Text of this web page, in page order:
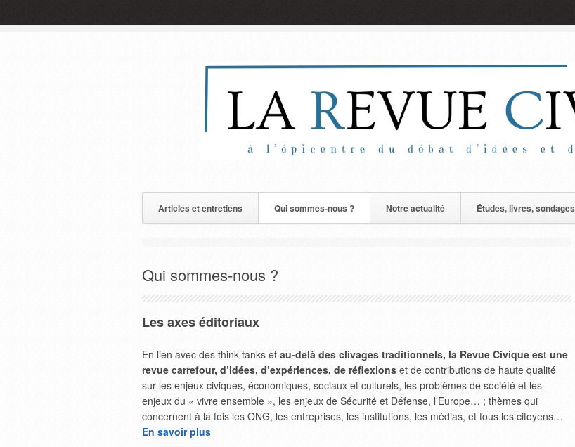
Articles et entretiens Qui sommes-nous ? Notre actualité Études, livres, sondages
Qui sommes-nous ?
Les axes éditoriaux
En lien avec des think tanks et au-delà des clivages traditionnels, la Revue Civique est une
revue carrefour, d’idées, d’expériences, de réflexions et de contributions de haute qualité
sur les enjeux civiques, économiques, sociaux et culturels, les problèmes de société et les
enjeux du « vivre ensemble », les enjeux de Sécurité et Défense, l’Europe… ; thèmes qui
concernent à la fois les ONG, les entreprises, les institutions, les médias, et tous les citoyens…
En savoir plus